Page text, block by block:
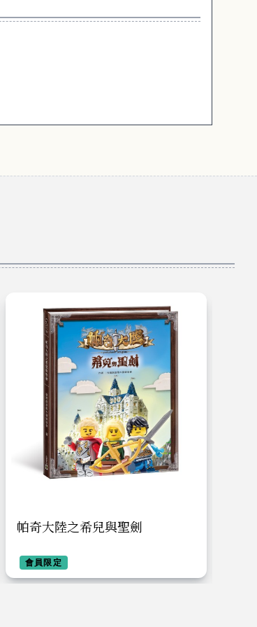
帕奇大陸之希兒與聖劍
會員限定